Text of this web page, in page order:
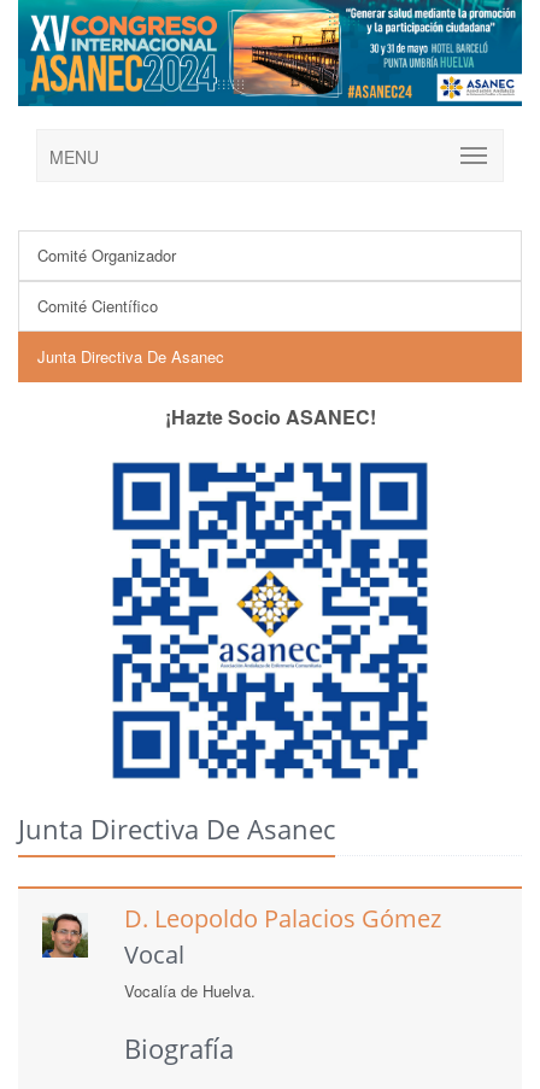
MENU
Comité Organizador
Comité Científico
Junta Directiva De Asanec
¡Hazte Socio ASANEC!
Junta Directiva De Asanec
D. Leopoldo Palacios Gómez
Vocal
Vocalía de Huelva.
Biografía